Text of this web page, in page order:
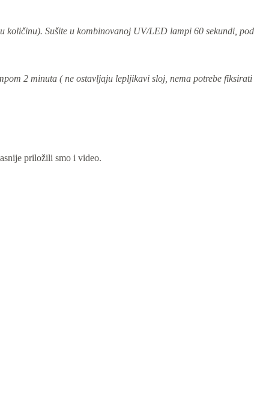
količinu). Sušite u kombinovanoj UV/LED lampi 60 sekundi, pod
2 minuta ( ne ostavljaju lepljikavi sloj, nema potrebe fiksirati
priložili smo i video.